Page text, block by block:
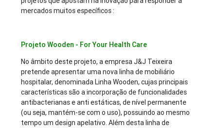
mercados muitos específicos :
Projeto Wooden - For Your Health Care
No âmbito deste projeto, a empresa J&J Teixeira
pretende apresentar uma nova linha de mobiliário
hospitalar, denominada Linha Wooden, cujas principais
características são a incorporação de funcionalidades
antibacterianas e anti estáticas, de nível permanente
(ou seja, mantém-se com o uso), possuindo ao mesmo
tempo um design apelativo. Além desta linha de